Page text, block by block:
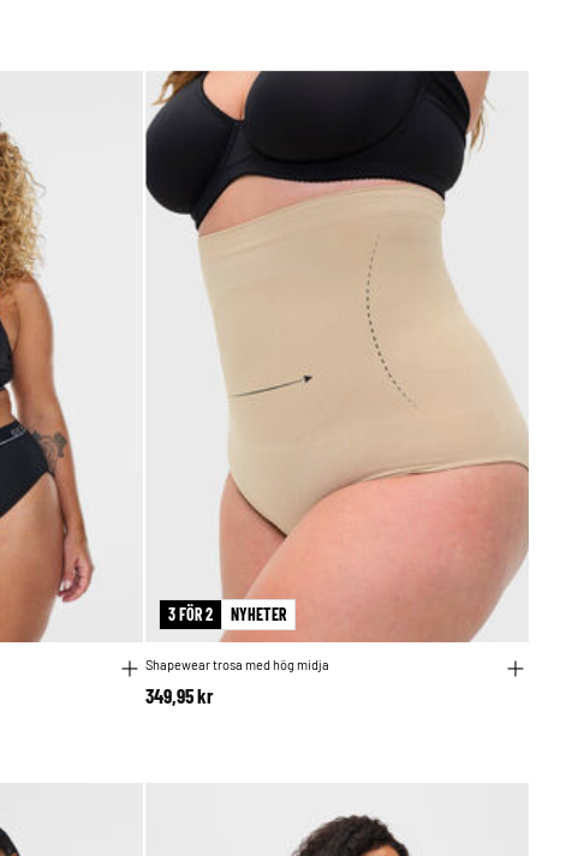
3 FÖR 2 NYHETER
Shapewear trosa med hög midja
349,95 kr